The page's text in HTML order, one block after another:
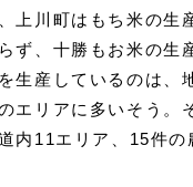
上川町はもち米の生
ず、十勝もお米の生
生産しているのは、
エリアに多いそう。
内11エリア、15件の